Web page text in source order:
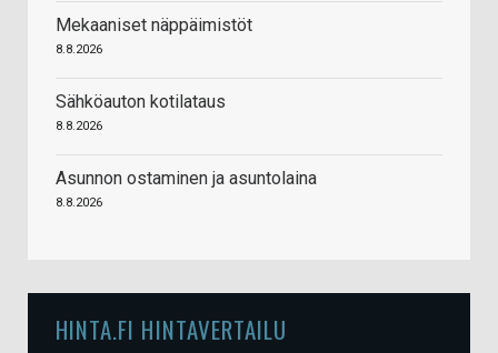
Mekaaniset näppäimistöt
8.8.2026
Sähköauton kotilataus
8.8.2026
Asunnon ostaminen ja asuntolaina
8.8.2026
HINTA.FI HINTAVERTAILU